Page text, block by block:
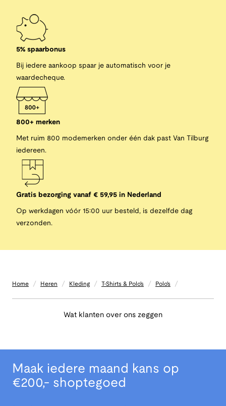
5% spaarbonus
Bij iedere aankoop spaar je automatisch voor je
waardecheque.
800+ merken
Met ruim 800 modemerken onder één dak past Van Tilburg
iedereen.
Gratis bezorging vanaf € 59,95 in Nederland
Op werkdagen vóór 15:00 uur besteld, is dezelfde dag
verzonden.
Home / Heren / Kleding / T-Shirts & Polo's / Polo's /
Wat klanten over ons zeggen
Maak iedere maand kans op
€200,- shoptegoed